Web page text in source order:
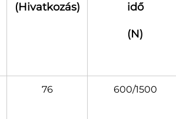
(Hivatkozás)
idő
(N)
76 600/1500